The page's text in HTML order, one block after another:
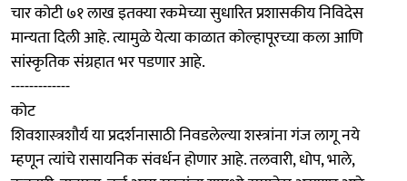
चार कोटी ७१ लाख इतक्या रकमेच्या सुधारित प्रशासकीय निविदेस
मान्यता दिली आहे. त्यामुळे येत्या काळात कोल्हापूरच्या कला आणि
सांस्कृतिक संग्रहात भर पडणार आहे.
-------------
कोट
शिवशास्‍त्रशौर्य या प्रदर्शनासाठी निवडलेल्या शस्त्रांना गंज लागू नये
म्हणून त्यांचे रासायनिक संवर्धन होणार आहे. तलवारी, धोप, भाले,